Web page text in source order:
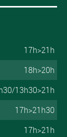
17h>21h
18h>20h
13h30>21h
17h>21h30
17h>21h